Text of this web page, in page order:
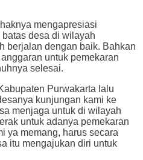
mengapresiasi
desa di wilayah
berjalan dengan baik. Bahkan
untuk pemekaran
selesai.
Purwakarta lalu
kunjungan kami ke
menjaga untuk di wilayah
untuk adanya pemekaran
ya memang, harus secara
itu mengajukan diri untuk